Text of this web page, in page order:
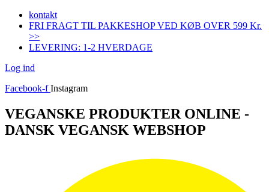
Videre
indhold
kontakt
FRI FRAGT TIL PAKKESHOP VED KØB OVER 599 Kr.
>>
LEVERING: 1-2 HVERDAGE
Log ind
Facebook-f Instagram
VEGANSKE PRODUKTER ONLINE -
DANSK VEGANSK WEBSHOP